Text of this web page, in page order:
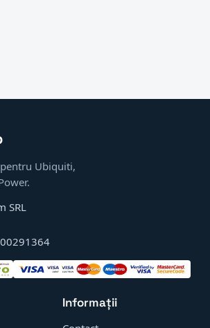
Ubiquiti,
SRL
Informații